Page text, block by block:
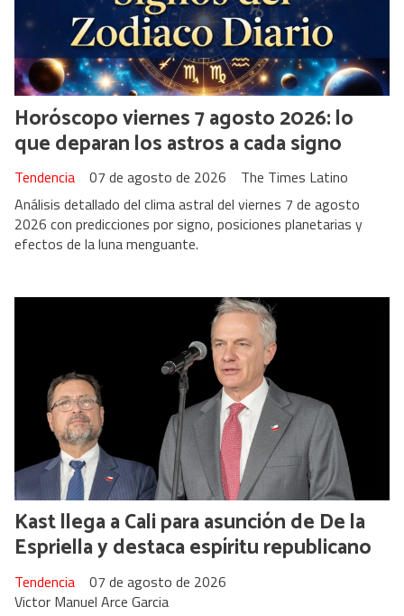
Horóscopo viernes 7 agosto 2026: lo
que deparan los astros a cada signo
The Times Latino
Tendencia
07 de agosto de 2026
Análisis detallado del clima astral del viernes 7 de agosto
2026 con predicciones por signo, posiciones planetarias y
efectos de la luna menguante.
Kast llega a Cali para asunción de De la
Espriella y destaca espíritu republicano
Victor Manuel Arce Garcia
Tendencia 07 de agosto de 2026